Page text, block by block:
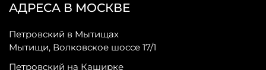
АДРЕСА В МОСКВЕ
Петровский в Мытищах
Мытищи, Волковское шоссе 17/1
Петровский на Каширке